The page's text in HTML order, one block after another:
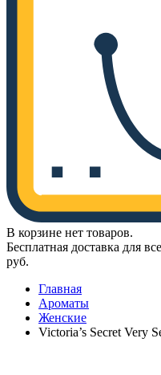
В корзине нет товаров.
Бесплатная доставка для
руб.
Главная
Ароматы
Женские
Victoria’s Secret Very